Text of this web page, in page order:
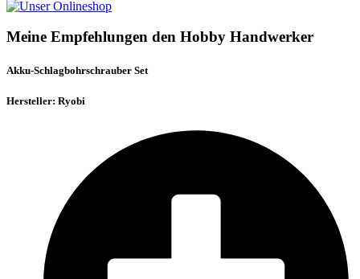
Meine Empfehlungen den Hobby Handwerker
Akku-Schlagbohrschrauber Set
Hersteller: Ryobi